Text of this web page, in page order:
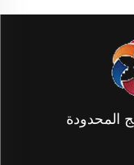
المحدودة